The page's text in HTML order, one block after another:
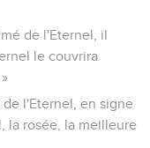
de l'Eternel, il
le couvrira
de l'Eternel, en signe
la rosée, la meilleure